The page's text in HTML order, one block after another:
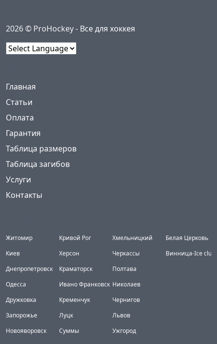
2026 © ProHockey - Все для хоккея
Главная
Статьи
Оплата
Гарантия
Таблица размеров
Таблица загибов
Услуги
Контакты
Житомир
Киев
Днепропетровск
Одесса
Дружковка
Запорожье
Новояворовск
Кривой Рог
Херсон
Краматорск
Ивано Франковск
Кременчук
Луцк
Суммы
Хмельницкий
Черкассы
Полтава
Николаев
Чернигов
Львов
Ужгород
Белая Церковь
Винница-Ice club